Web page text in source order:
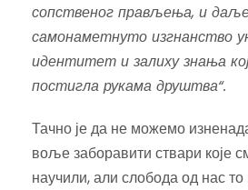
сопственог прављења, и
самонаметнуто изгнанство
идентитет и залиху знања
постигла рукама друштва“.
Тачно је да не можемо
воље заборавити ствари које
научили, али слобода од нас